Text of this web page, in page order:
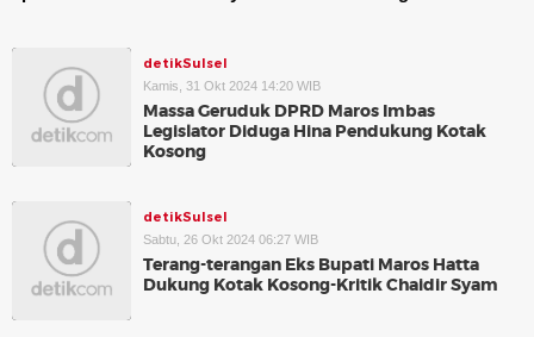
detikSulsel
Kamis, 31 Okt 2024 14:20 WIB
Massa Geruduk DPRD Maros Imbas
Legislator Diduga Hina Pendukung Kotak
Kosong
detikSulsel
Sabtu, 26 Okt 2024 06:27 WIB
Terang-terangan Eks Bupati Maros Hatta
Dukung Kotak Kosong-Kritik Chaidir Syam